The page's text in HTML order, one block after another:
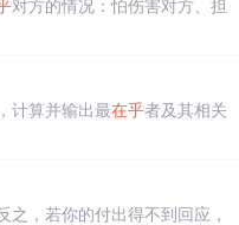
对方的情况：怕伤害对方、担
计算并输出最在乎者及其相关
，若你的付出得不到回应，